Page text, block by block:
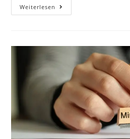
Weiterlesen